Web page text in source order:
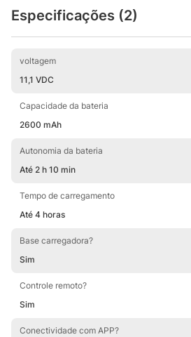
Especificações (2)
voltagem
11,1 VDC
Capacidade da bateria
2600 mAh
Autonomia da bateria
Até 2 h 10 min
Tempo de carregamento
Até 4 horas
Base carregadora?
Sim
Controle remoto?
Sim
Conectividade com APP?